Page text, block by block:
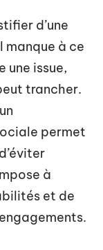
d’une
manque à ce
une issue,
trancher.
permet
à
et de